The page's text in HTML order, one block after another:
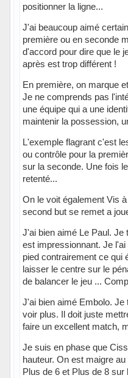
positionner la ligne...
J'ai beaucoup aimé
première ou en seconde
d'accord pour dire que le
après est trop différent !
En première, on marque
Je ne comprends pas
une équipe qui a une
maintenir la possession,
L'exemple flagrant c'est
ou contrôle pour la
sur la seconde. Une fois
retenté...
On le voit également Vis
second but se remet a
J'ai bien aimé Le Paul. Je
est impressionnant. Je
pied contrairement ce qui
laisser le centre sur le
de balancer le jeu ...
J'ai bien aimé Embolo.
voir plus. Il doit juste
faire un excellent match,
Je suis en phase que
hauteur. On est maigre
Plus de 6 et Plus de 8